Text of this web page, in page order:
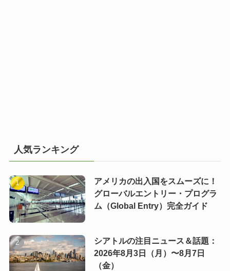
人気ランキング
アメリカの出入国をスムーズに！
グローバルエントリー・プログラ
ム（Global Entry）完全ガイド
シアトルの注目ニュース＆話題：
2026年8月3日（月）〜8月7日
（金）